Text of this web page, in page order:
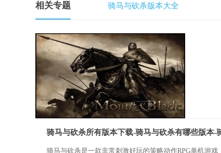
相关专题 骑马与砍杀版本大全
骑马与砍杀是一款非常刺激好玩的策略动作RPG单机游戏